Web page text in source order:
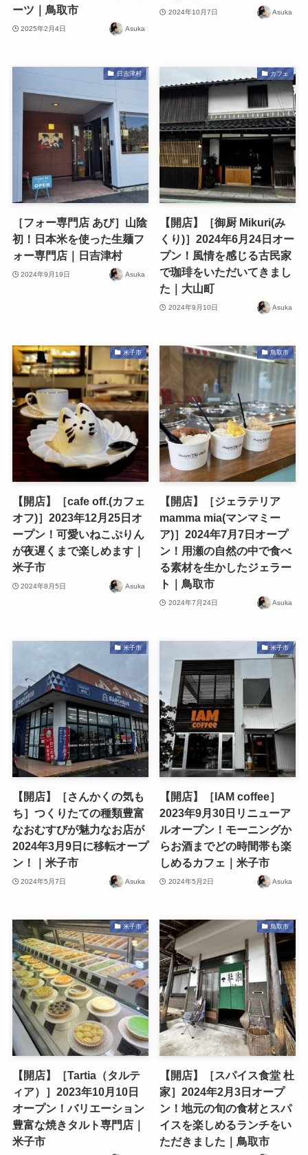
ーツ｜鳥取市
2025年2月4日 Asuka
2024年10月7日 Asuka
日吉津村
［フォー専門店 あび］山陰
初！日本米を使った生麺フ
ォー専門店｜日吉津村
2024年9月19日 Asuka
カフェ
【開店】［御厨 Mikuri(み
くり)］2024年6月24日オー
プン！風情を感じる古民家
で珈琲をいただいてきまし
た｜大山町
2024年9月10日 Asuka
米子市
【開店】［cafe off.(カフェ
オフ)］2023年12月25日オ
ープン！可愛いねこぷりん
が夜遅くまで楽しめます｜
米子市
2024年8月5日 Asuka
鳥取市
【開店】［ジェラテリア
mamma mia(マンマミー
ア)］2024年7月7日オープ
ン！用瀬の自然の中で食べ
る素材を生かしたジェラー
ト｜鳥取市
2024年7月24日 Asuka
米子市
【開店】［さんかくの気も
ち］つくりたての種類豊富
なおむすびが魅力なお店が
2024年3月9日に移転オープ
ン！｜米子市
2024年5月7日 Asuka
米子市
【開店】［IAM coffee］
2023年9月30日リニューア
ルオープン！モーニングか
らお酒までどの時間帯も楽
しめるカフェ｜米子市
2024年5月2日 Asuka
米子市
【開店】［Tartia（タルテ
ィア）］2023年10月10日
オープン！バリエーション
豊富な焼きタルト専門店｜
米子市
鳥取市
【開店】［スパイス食堂 杜
家］2024年2月3日オープ
ン！地元の旬の食材とスパ
イスを楽しめるランチをい
ただきました｜鳥取市